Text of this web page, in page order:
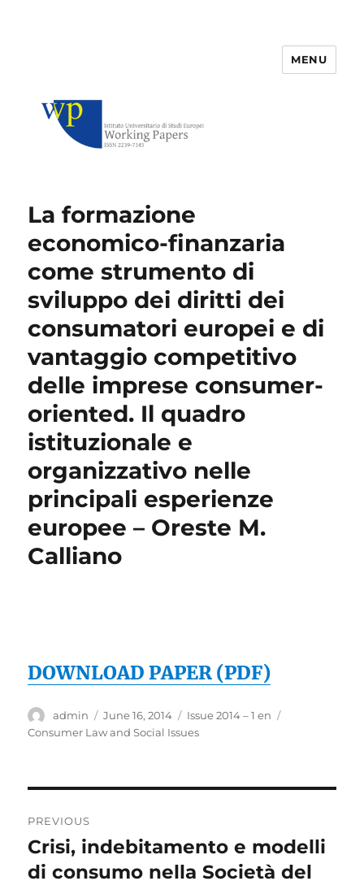
MENU
La formazione
economico-finanzaria
come strumento di
sviluppo dei diritti dei
consumatori europei e di
vantaggio competitivo
delle imprese consumer-
oriented. Il quadro
istituzionale e
organizzativo nelle
principali esperienze
europee – Oreste M.
Calliano
DOWNLOAD PAPER (PDF)
Author
admin
Posted
on
June 16, 2014 Categories
Issue 2014 – 1 en
Consumer Law and Social Issues
navigation
PREVIOUS
Previous
post:
Crisi, indebitamento e modelli
di consumo nella Società del